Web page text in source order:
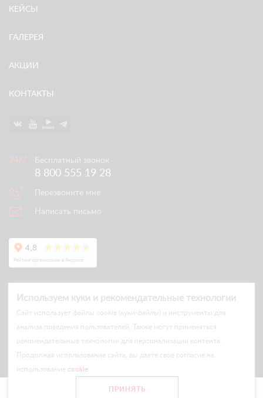
© Arlift 2026
All rights reserved
КЕЙСЫ
ГАЛЕРЕЯ
АКЦИИ
КОНТАКТЫ
Бесплатный звонок
8 800 555 19 28
Перезвоните мне
Написать письмо
Используем куки и рекомендательные технологии
Cайт использует файлы cookie (куки-файлы) и инструменты для
анализа поведения пользователей. Также могут применяться
рекомендательные технологии для персонализации контента.
Продолжая использование сайта, вы даете свое согласие на
использование cookie
ПРИНЯТЬ